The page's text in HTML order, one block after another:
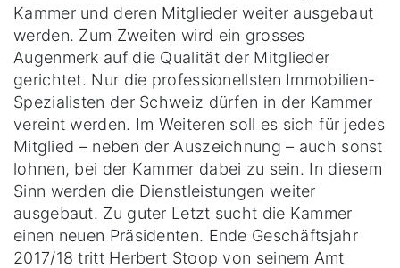
Kammer und deren Mitglieder weiter ausgebaut
werden. Zum Zweiten wird ein grosses
Augenmerk auf die Qualität der Mitglieder
gerichtet. Nur die professionellsten Immobilien-
Spezialisten der Schweiz dürfen in der Kammer
vereint werden. Im Weiteren soll es sich für jedes
Mitglied – neben der Auszeichnung – auch sonst
lohnen, bei der Kammer dabei zu sein. In diesem
Sinn werden die Dienstleistungen weiter
ausgebaut. Zu guter Letzt sucht die Kammer
einen neuen Präsidenten. Ende Geschäftsjahr
2017/18 tritt Herbert Stoop von seinem Amt